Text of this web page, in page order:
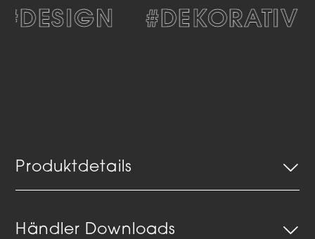
#DEKORATIV
Produktdetails
Händler Downloads